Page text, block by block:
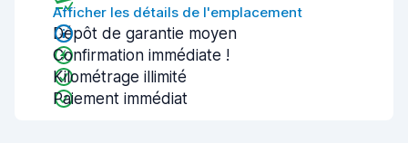
Afficher les détails de l'emplacement
Dépôt de garantie moyen
Confirmation immédiate !
Kilométrage illimité
Paiement immédiat